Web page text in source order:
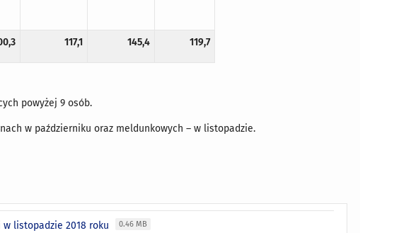
117,1 145,4 119,7
powyżej 9 osób.
w październiku oraz meldunkowych – w listopadzie.
listopadzie 2018 roku 0.46 MB